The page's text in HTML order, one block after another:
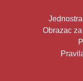
Obrazac